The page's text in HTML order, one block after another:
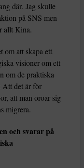
där. Jag skulle
på SNS men
allt Kina.
om att skapa ett
visioner om ett
om de praktiska
Att det är för
att man oroar sig
migrera.
och svarar på